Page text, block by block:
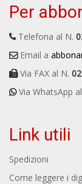
Per
Telefona al N.
Email a
Via FAX al N.
Via WhatsApp
Link utili
Spedizioni
Come leggere i